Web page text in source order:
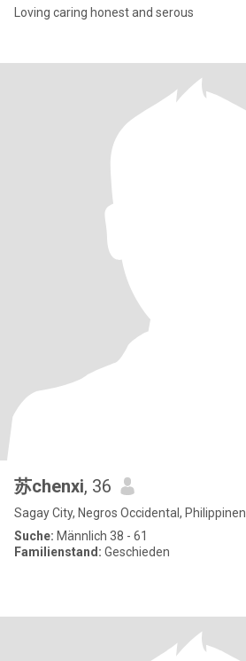
Loving caring honest and serous
苏chenxi, 36
Sagay City, Negros Occidental, Philippinen
Suche: Männlich 38 - 61
Familienstand: Geschieden